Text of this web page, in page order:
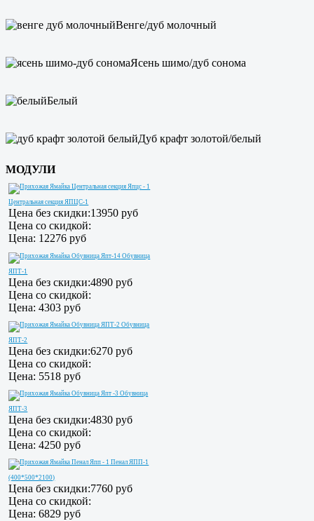
Венге/дуб молочный
Ясень шимо/дуб сонома
Белый
Дуб крафт золотой/белый
МОДУЛИ
Центральная секция ЯПЦС-1
Цена без скидки:13950 руб
Цена со скидкой:
Цена: 12276 руб
Обувница
ЯПТ-1
Цена без скидки:4890 руб
Цена со скидкой:
Цена:4303 руб
Обувница
ЯПТ-2
Цена без скидки:6270 руб
Цена со скидкой:
Цена: 5518 руб
Обувница
ЯПТ-3
Цена без скидки:4830 руб
Цена со скидкой:
Цена:4250 руб
Пенал ЯПП-1
(400*500*2100)
Цена без скидки:7760 руб
Цена со скидкой:
Цена:6829 руб